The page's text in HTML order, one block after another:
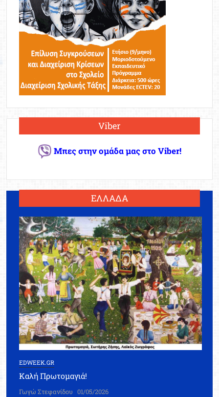
Viber
Μπες στην ομάδα μας στο Viber!
ΕΛΛΑΔΑ
EDWEEK.GR
Καλή Πρωτομαγιά!
Γωγώ Στεφανίδου 01/05/2026